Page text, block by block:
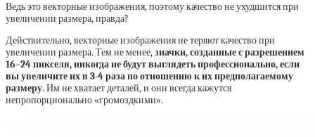
Ведь это векторные изображения, поэтому качество не ухудшится при
увеличении размера, правда?
Действительно, векторные изображения не теряют качество при
увеличении размера. Тем не менее,значки, созданные с разрешением
16–24 пикселя, никогда не будут выглядеть профессионально, если
вы увеличите их в 3-4 раза по отношению к их предполагаемому
размеру. Им не хватает деталей, и они всегда кажутся
непропорционально «громоздкими».